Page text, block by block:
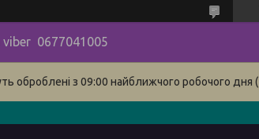
viber 0677041005
оброблені з 09:00 найближчого робочого дня